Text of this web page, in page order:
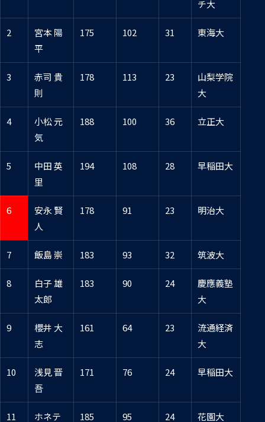
チ大
2
宮本 陽
平
175 102 31 東海大
3
赤司 貴
則
178 113 23
山梨学院
大
4
小松 元
気
188 100 36 立正大
5
中田 英
里
194 108 28 早稲田大
6
安永 賢
人
178 91 23 明治大
7 飯島 崇 183 93 32 筑波大
8
白子 雄
太郎
183 90 24
慶應義塾
大
9
櫻井 大
志
161 64 23
流通経済
大
10
浅見 晋
吾
171 76 24 早稲田大
11
ホネテ
185 95 24 花園大